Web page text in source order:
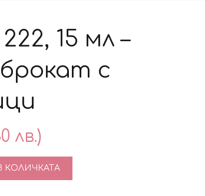
15 мл –
с
лв.)
Pretty 222, 15 мл – Светло син брокат с
КОЛИЧКАТА